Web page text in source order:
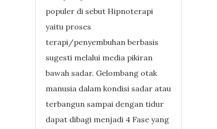
populer di sebut Hipnoterapi
yaitu proses
terapi/penyembuhan berbasis
sugesti melalui media pikiran
bawah sadar. Gelombang otak
manusia dalam kondisi sadar atau
terbangun sampai dengan tidur
dapat dibagi menjadi 4 Fase yang